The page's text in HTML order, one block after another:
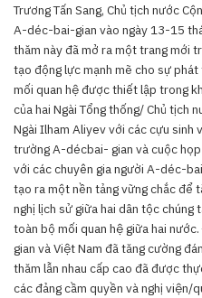
Trương Tấn Sang, Chủ tịch nước
A-déc-bai-gian vào ngày 13-15
thăm này đã mở ra một trang mới
tạo động lực mạnh mẽ cho sự
mối quan hệ được thiết lập trong
của hai Ngài Tổng thống/ Chủ tịch
Ngài Ilham Aliyev với các cựu sinh
trường A-décbai- gian và cuộc họp
với các chuyên gia người A-déc-
tạo ra một nền tảng vững chắc để
nghị lịch sử giữa hai dân tộc
toàn bộ mối quan hệ giữa hai
gian và Việt Nam đã tăng cường
thăm lẫn nhau cấp cao đã được
các đảng cầm quyền và nghị viện/